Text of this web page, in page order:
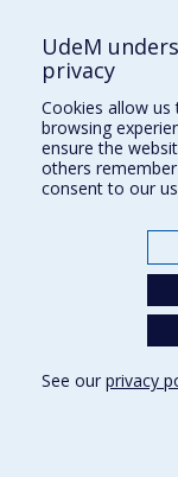
Supporting the
NEED HELP?
Sitemap
Report a problem
Accessiility
Our Departments and
Programs and Courses
UdeM
privacy
Cookies allow us
browsing
ensure the
others
consent to our
See our privacy